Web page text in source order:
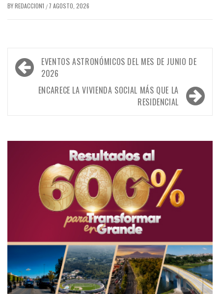
BYREDACCION1 / 7 AGOSTO, 2026
Navegación
de
entradas
EVENTOS ASTRONÓMICOS DEL MES DE JUNIO DE
2026
ENCARECE LA VIVIENDA SOCIAL MÁS QUE LA
RESIDENCIAL